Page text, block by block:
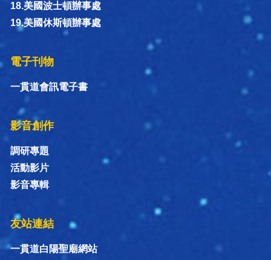
18.美國波士頓辦事處
19.美國休斯頓辦事處
電子刊物
一貫道會訊電子書
影音創作
調研專題
活動影片
影音專輯
友站連結
一貫道白陽聖廟網站